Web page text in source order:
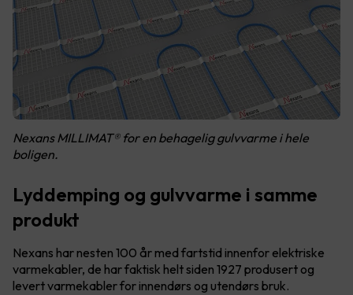
Nexans MILLIMAT® for en behagelig gulvvarme i hele
boligen.
Lyddemping og gulvvarme i samme
produkt
Nexans har nesten 100 år med fartstid innenfor elektriske
varmekabler, de har faktisk helt siden 1927 produsert og
levert varmekabler for innendørs og utendørs bruk.